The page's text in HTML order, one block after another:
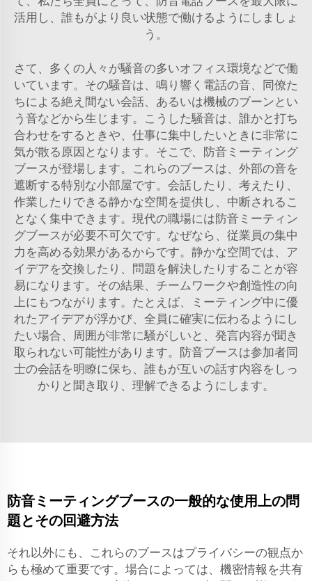
活用し、誰もがより良い状態で働けるようにしましょ
う。
さて、多くの人々が騒音の多いオフィス環境などで働
いています。その騒音は、鳴り響く電話の音、同僚た
ちによる絶え間ない会話、あるいは機械のブーンとい
う音などから生じます。こうした騒音は、誰かと打ち
合わせをするときや、仕事に集中したいときに非常に
気が散る原因となります。そこで、防音ミーティング
ブースが登場します。これらのブースは、外部の音を
遮断する特別な小部屋です。会話したり、考えたり、
作業したりできる静かな空間を提供し、中断されるこ
となく集中できます。現代の職場には防音ミーティン
グブースが必要不可欠です。なぜなら、従業員の集中
力を高める効果があるからです。静かな空間では、ア
イデアを交換したり、問題を解決したりすることが容
易になります。その結果、チームワークや創造性の向
上にもつながります。たとえば、ミーティング中に優
れたアイデアが浮かび、全員に確実に伝わるようにし
たい場合、周囲が非常に騒がしいと、発言内容が聞き
取られない可能性があります。防音ブースは参加者同
士の会話を明瞭に保ち、誰もが互いの話す内容をしっ
かりと聞き取り、理解できるようにします。
防音ミーティングブースの一般的な使用上の問
題とその回避方法
それ以外にも、これらのブースはプライバシーの観点か
らも極めて重要です。場合によっては、機密情報を共有